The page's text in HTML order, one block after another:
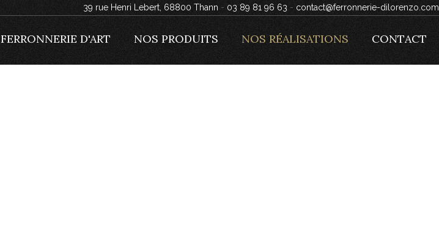
39 rue Henri Lebert, 68800 Thann - 03 89 81 96 63 - contact@ferronnerie-dilorenzo.com
FERRONNERIE D'ART NOS PRODUITS NOS RÉALISATIONS CONTACT